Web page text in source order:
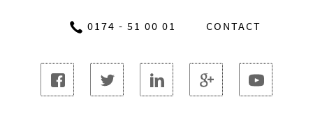
0174 - 51 00 01 CONTACT